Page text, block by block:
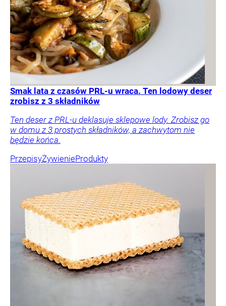
Smak lata z czasów PRL-u wraca. Ten lodowy deser
zrobisz z 3 składników
Ten deser z PRL-u deklasuje sklepowe lody. Zrobisz go
w domu z 3 prostych składników, a zachwytom nie
będzie końca.
PrzepisyŻywienieProdukty